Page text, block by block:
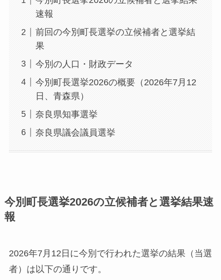
速報
前回の今別町長選挙の立候補者と選挙結
果
今別の人口・財政データ
今別町長選挙2026の概要（2026年7月12
日、青森県）
奈良県知事選挙
奈良県議会議員選挙
今別町長選挙2026の立候補者と選挙結果速
報
2026年7月12日に今別で行われた選挙の結果（当選
者）は以下の通りです。